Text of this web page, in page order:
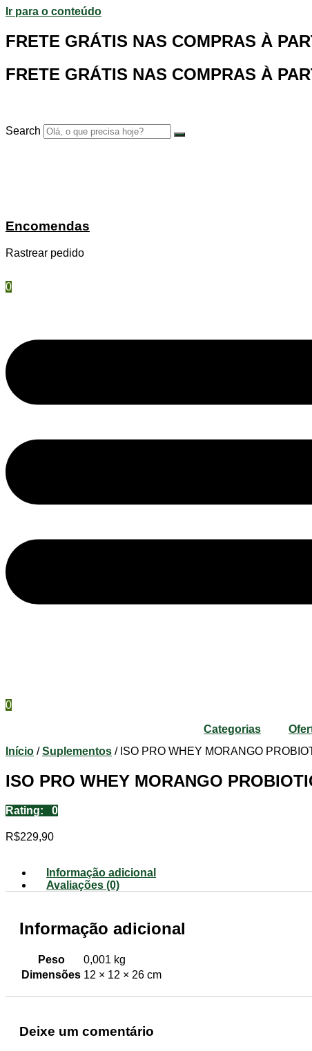
Ir para o conteúdo
FRETE GRÁTIS NAS COMPRAS À
FRETE GRÁTIS NAS COMPRAS À
Search
Encomendas
Rastrear pedido
0
0
Categorias
Início /Suplementos / ISO PRO WHEY MORANGO
ISO PRO WHEY MORANGO
Rating: 0
R$229,90
Informação adicional
Avaliações (0)
Informação adicional
Peso
0,001 kg
Dimensões 12 × 12 × 26 cm
Deixe um comentário